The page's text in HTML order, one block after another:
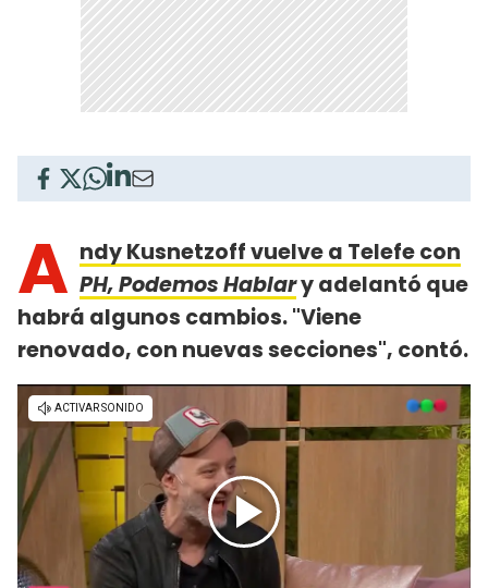
A ndy Kusnetzoff vuelve a Telefe con
PH, Podemos Hablary adelantó que
habrá algunos cambios. "Viene
renovado, con nuevas secciones", contó.